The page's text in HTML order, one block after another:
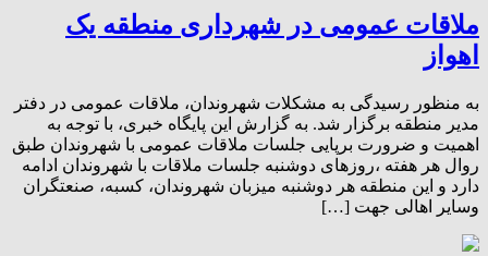
ملاقات عمومی در شهرداری منطقه یک
اهواز
به منظور رسیدگی به مشکلات شهروندان، ملاقات عمومی در دفتر
مدیر منطقه برگزار شد. به گزارش این پایگاه خبری، با توجه به
اهمیت و ضرورت برپایی جلسات ملاقات عمومی با شهروندان‌ طبق
روال هر هفته ،روزهای دوشنبه جلسات ملاقات با شهروندان ادامه
دارد و این منطقه هر دوشنبه میزبان شهروندان، کسبه، صنعتگران
وسایر اهالی جهت […]